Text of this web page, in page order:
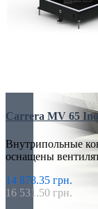
Carrera MV 65
Внутрипольные
оснащены
14 878.35 грн.
16 531.50 грн.